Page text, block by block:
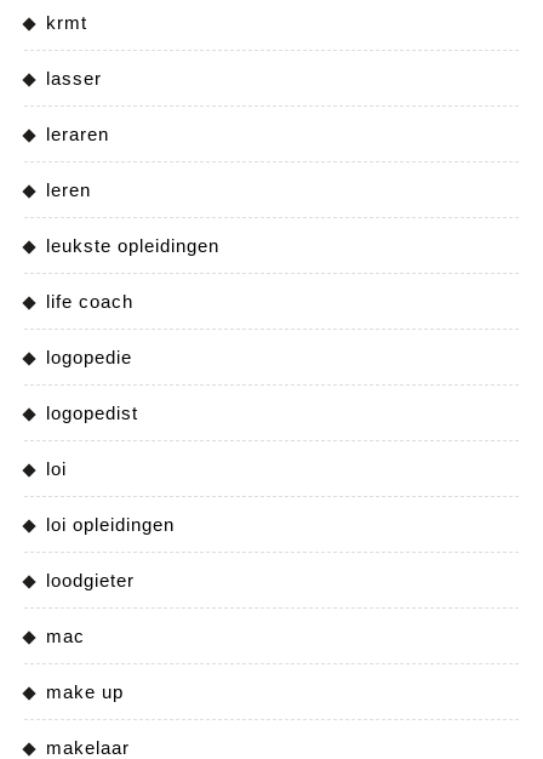
krmt
lasser
leraren
leren
leukste opleidingen
life coach
logopedie
logopedist
loi
loi opleidingen
loodgieter
mac
make up
makelaar